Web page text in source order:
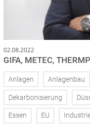
02.08.2022
GIFA, METEC,
Anlagen Anlagenbau
Dekarbonisierung
Essen EU